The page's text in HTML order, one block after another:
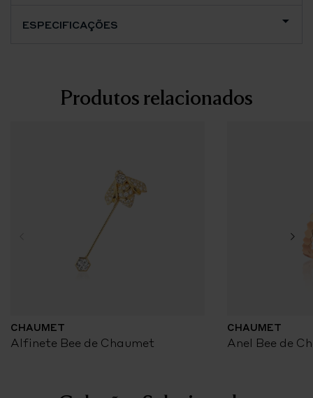
ESPECIFICAÇÕES
Produtos relacionados
CHAUMET
Alfinete Bee de Chaumet
CHAUMET
Anel Bee de